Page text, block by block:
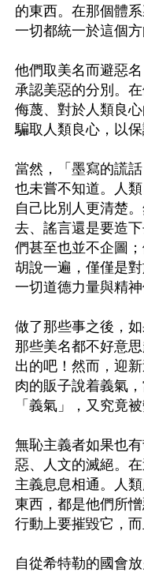
的東西。在那個體
一切都統一於這個
他們取美名而避惡
承認美惡的分別。
侮蔑、對於人類良
騙取人類良心，以
當然，「墨寫的謊
也未嘗不知道。人
自己比別人更清楚
去、謠言還是要造
們甚至也並不企圖
胡說一遍，僅僅是
一切道德力量與精
做了那些事之後，
那些美名都不好意
出的吧！然而，迎
肉的販子說着義氣
「義氣」，又究竟
無恥主義者如果也
惡、人文的滅絕。
主義息息相通。人
東西，都是他們所
行動上要摧毀它，
自從希特勒的國會